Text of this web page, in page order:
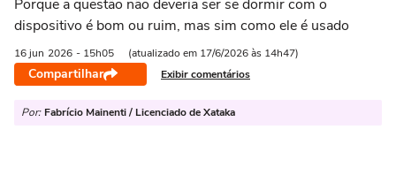
Porque a questão não deveria ser se dormir com o
dispositivo é bom ou ruim, mas sim como ele é usado
16 jun 2026 - 15h05 (atualizado em 17/6/2026 às 14h47)
Compartilhar Exibir comentários
Por: Fabrício Mainenti / Licenciado de Xataka